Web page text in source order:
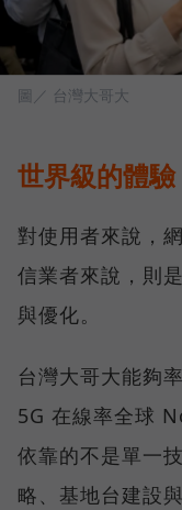
圖／ 台灣大哥大
世界級的體
對使用者來說，
信業者來說，則
與優化。
台灣大哥大能夠
5G 在線率全球
依靠的不是單一
略、基地台建設